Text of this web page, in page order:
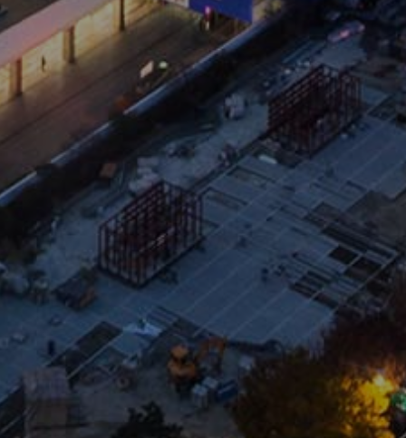
Korean Conference on
Computer Vision
일시
8월 8일 (월) – 11일 (목)
Main Conference (대면) 8월 8일 - 10일
Workshop/Tutorial (비대면) 8월 11일
장소
서울 코엑스 오디토리움 (8월 8일- 10일)
Virtual (8월 11일)